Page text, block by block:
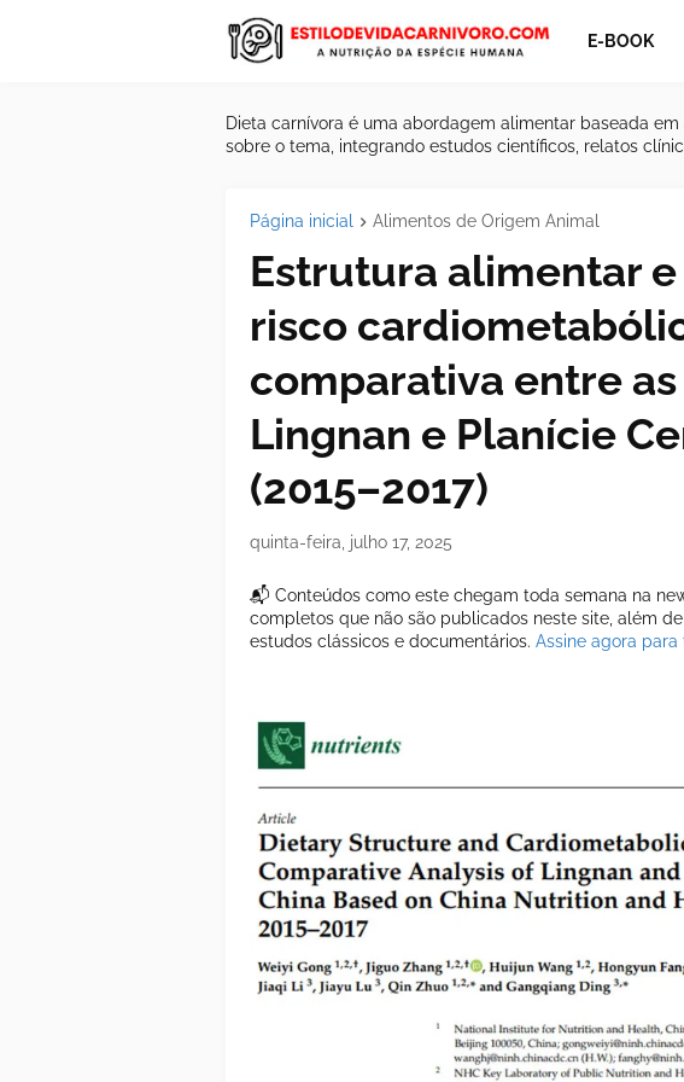
E-BOOK
Dieta carnívora é uma abordagem alimentar baseada
sobre o tema, integrando estudos científicos, relatos
Página inicial Alimentos de Origem Animal
Estrutura alimentar
risco
comparativa entre
Lingnan e Planície
(2015–2017)
quinta-feira, julho 17, 2025
📬 Conteúdos como este chegam toda semana na
completos que não são publicados neste site, além
estudos clássicos e documentários. Assine agora